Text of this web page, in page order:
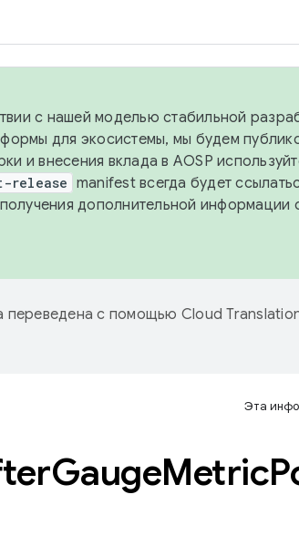
с нашей моделью стабильной
для экосистемы, мы будем
и внесения вклада в AOSP
release manifest всегда будет
дополнительной информации
переведена с помощью Cloud
Эта
GaugeMetric